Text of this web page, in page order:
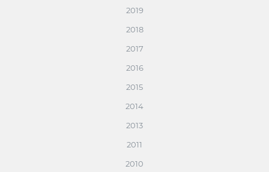
2019
2018
2017
2016
2015
2014
2013
2011
2010